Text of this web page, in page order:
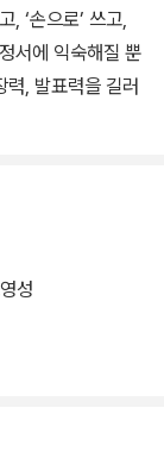
, ‘손으로’ 쓰고,
서에 익숙해질 뿐
력, 발표력을 길러
. 2장에는 아이들
만들어져 있다. 또
.
성